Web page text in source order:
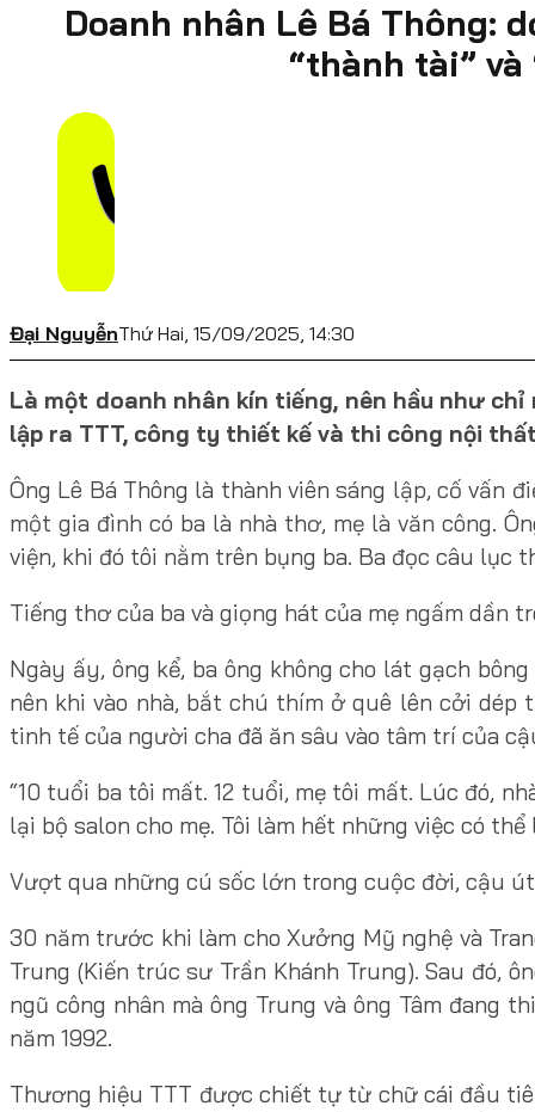
Doanh nhân Lê Bá Thông:
“thành tài”
Đại NguyễnThứ Hai, 15/09/2025, 14:30
Là một doanh nhân kín tiếng, nên hầu như
lập ra TTT, công ty thiết kế và thi công nội
Ông Lê Bá Thông là thành viên sáng lập, cố vấn
một gia đình có ba là nhà thơ, mẹ là văn công.
viện, khi đó tôi nằm trên bụng ba. Ba đọc câu lục
Tiếng thơ của ba và giọng hát của mẹ ngấm dần
Ngày ấy, ông kể, ba ông không cho lát gạch
nên khi vào nhà, bắt chú thím ở quê lên cởi dép
tinh tế của người cha đã ăn sâu vào tâm trí của
“10 tuổi ba tôi mất. 12 tuổi, mẹ tôi mất. Lúc đó,
lại bộ salon cho mẹ. Tôi làm hết những việc có
Vượt qua những cú sốc lớn trong cuộc đời, cậu
30 năm trước khi làm cho Xưởng Mỹ nghệ và
Trung (Kiến trúc sư Trần Khánh Trung). Sau đó,
ngũ công nhân mà ông Trung và ông Tâm đang
năm 1992.
Thương hiệu TTT được chiết tự từ chữ cái đầu